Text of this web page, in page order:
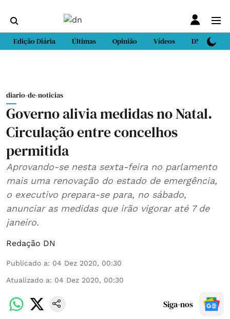
Edição Diária Últimas Opinião Vídeos DN Sport
diario-de-noticias
Governo alivia medidas no Natal.
Circulação entre concelhos
permitida
Aprovando-se nesta sexta-feira no parlamento
mais uma renovação do estado de emergência,
o executivo prepara-se para, no sábado,
anunciar as medidas que irão vigorar até 7 de
janeiro.
Redação DN
Publicado a: 04 Dez 2020, 00:30
Atualizado a: 04 Dez 2020, 00:30
Siga-nos